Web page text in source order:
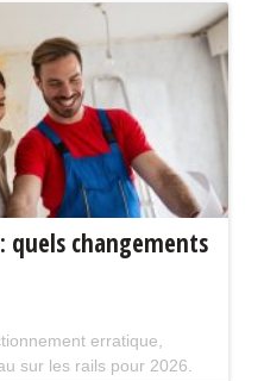
Ladesou.
quels changements
erratique,
sur les rails pour 2026.